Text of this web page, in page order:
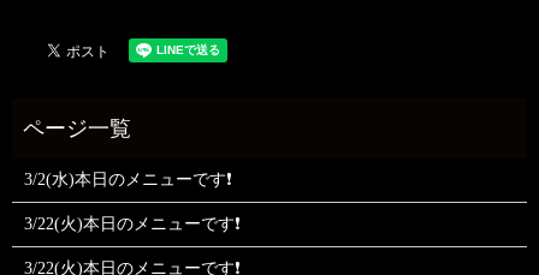
3/2(水)本日のメニューです❗
3/22(火)本日のメニューです❗
3/22(火)本日のメニューです❗